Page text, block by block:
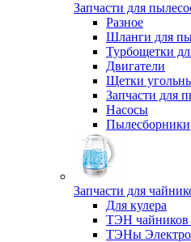
Запчасти для
Разное
Шланги для
Турбощетки
Двигатели
Щетки
Запчасти для
Насосы
Пылесборники
Запчасти для
Для кулера
ТЭН чайников
ТЭНы